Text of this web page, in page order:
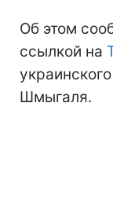
Об этом
ссылкой на
Шмыгаля.